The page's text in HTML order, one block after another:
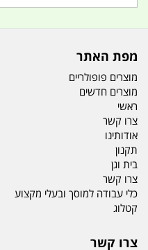
מפת האתר
מוצרים פופולריים
מוצרים חדשים
ראשי
צרו קשר
אודותינו
תקנון
בית וגן
צרו קשר
כלי עבודה למוסך ובעלי מקצוע
קטלוג
צרו קשר